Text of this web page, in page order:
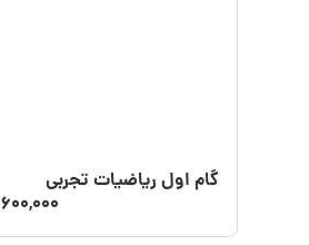
گام‌ اول ریاضیات تجربی
600,000